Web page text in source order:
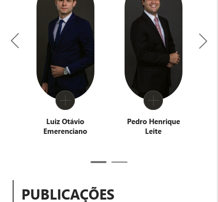
Luiz Otávio
Emerenciano
Pedro Henrique
Leite
PUBLICAÇÕES